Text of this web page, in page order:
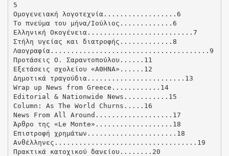
5
Ομογενειακή λογοτεχνία..................6
Το πνεύμα του μήνα/Ιούλιος.............6
Ελληνική Οκογένεια..........................7
Στήλη υγείας και διατροφής.............8
Λαογραφία.......................................9
Προτάσεις Ο. Σαραντοπούλου......11
Εξετάσεις σχολείου «ΑΘΗΝΑ»......12
Δημοτικά τραγούδια........................13
Wrap up News from Greece............14
Editorial & Nationwide News...........15
Column: As The World Churns.....16
News From All Around...................17
Άρθρο της «Le Monte»...................18
Επιστροφή χρημάτων......................18
Ανθέλληνες...................................19
Πρακτικά κατοχικού δανείου........20